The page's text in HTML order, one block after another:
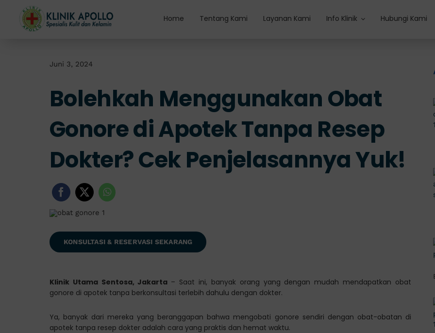
content
Home Tentang Kami Layanan Kami Info Klinik Hubungi Kami
Juni 3, 2024
Bolehkah Menggunakan Obat
Gonore di Apotek Tanpa Resep
Dokter? Cek Penjelasannya Yuk!
KONSULTASI & RESERVASI SEKARANG
Klinik Utama Sentosa, Jakarta – Saat ini, banyak orang yang dengan mudah mendapatkan obat
gonore di apotek tanpa berkonsultasi terlebih dahulu dengan dokter.
Ya, banyak dari mereka yang beranggapan bahwa mengobati gonore sendiri dengan obat-obatan di
apotek tanpa resep dokter adalah cara yang praktis dan hemat waktu.